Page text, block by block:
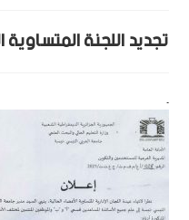
تجديد اللجنة المتساوية